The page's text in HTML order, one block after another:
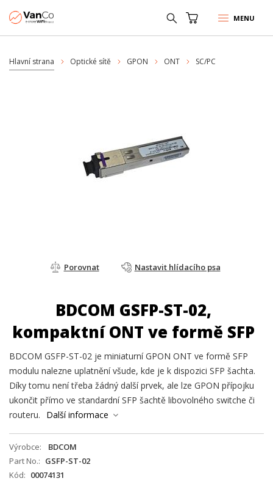
MENU
Hlavní strana Optické sítě GPON ONT SC/PC
Porovnat Nastavit hlídacího psa
BDCOM GSFP-ST-02,
kompaktní ONT ve formě SFP
BDCOM GSFP-ST-02 je miniaturní GPON ONT ve formě SFP
modulu nalezne uplatnění všude, kde je k dispozici SFP šachta.
Díky tomu není třeba žádný další prvek, ale lze GPON přípojku
ukončit přímo ve standardní SFP šachtě libovolného switche či
routeru.
Další informace
Výrobce
BDCOM
Part No.
GSFP-ST-02
Kód
00074131